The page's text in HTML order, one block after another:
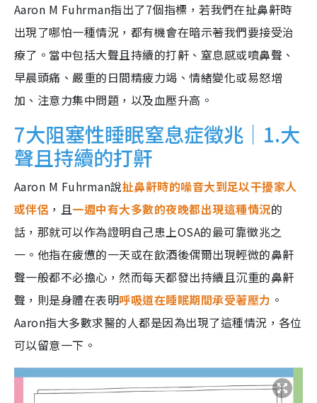
Aaron M Fuhrman指出了7個指標，若我們在扯鼻鼾時
出現了哪怕一種情況，都有機會在暗示著我們要接受治
療了。當中包括大聲且持續的打鼾、窒息感或噴鼻聲、
早晨頭痛、嚴重的日間精疲力竭、情緒變化或易怒增
加、注意力集中問題，以及血壓升高。
7大阻塞性睡眠窒息症徵兆｜1.大
聲且持續的打鼾
Aaron M Fuhrman說扯鼻鼾時的噪音大到足以干擾家人
或伴侶 ，且一週中有大多數的夜晚都出現這種情況的
話，那就可以作為證明自己患上OSA的最可靠徵兆之
一。他指在疲憊的一天或在飲酒後偶爾出現輕微的鼻鼾
聲一般都不必擔心，然而每天都發出持續且沉重的鼻鼾
聲，則是身體在表明呼吸道在睡眠期間承受著壓力 。
Aaron指大多數求醫的人都是因為出現了這種情況，各位
可以留意一下。